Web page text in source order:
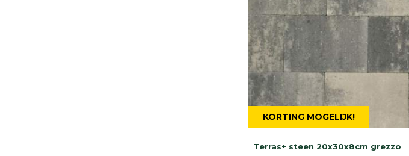
KORTING MOGELIJK!
Terras+ steen 20x30x8cm grezzo